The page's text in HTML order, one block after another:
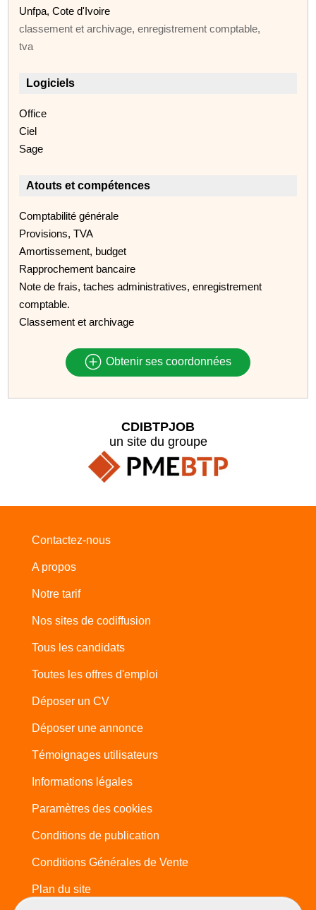
Unfpa, Cote d'Ivoire
classement et archivage, enregistrement comptable,
tva
Logiciels
Office
Ciel
Sage
Atouts et compétences
Comptabilité générale
Provisions, TVA
Amortissement, budget
Rapprochement bancaire
Note de frais, taches administratives, enregistrement
comptable.
Classement et archivage
Obtenir ses coordonnées
CDIBTPJOB
un site du groupe
Contactez-nous
A propos
Notre tarif
Nos sites de codiffusion
Tous les candidats
Toutes les offres d'emploi
Déposer un CV
Déposer une annonce
Témoignages utilisateurs
Informations légales
Paramètres des cookies
Conditions de publication
Conditions Générales de Vente
Plan du site